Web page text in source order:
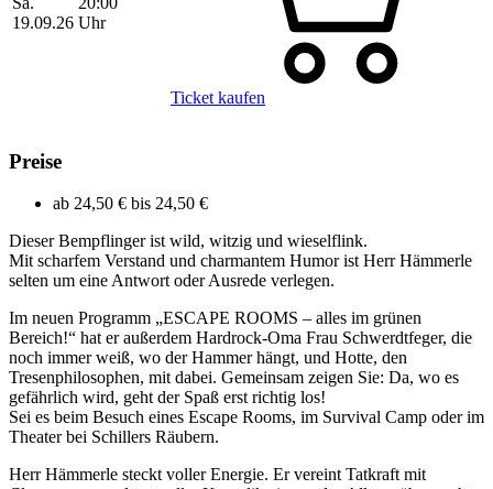
19.09.26 Uhr
Ticket kaufen
Preise
ab 24,50 € bis 24,50 €
Dieser Bempflinger ist wild, witzig und wieselflink.
Mit scharfem Verstand und charmantem Humor ist Herr Hämmerle
selten um eine Antwort oder Ausrede verlegen.
Im neuen Programm „ESCAPE ROOMS – alles im grünen
Bereich!“ hat er außerdem Hardrock-Oma Frau Schwerdtfeger, die
noch immer weiß, wo der Hammer hängt, und Hotte, den
Tresenphilosophen, mit dabei. Gemeinsam zeigen Sie: Da, wo es
gefährlich wird, geht der Spaß erst richtig los!
Sei es beim Besuch eines Escape Rooms, im Survival Camp oder im
Theater bei Schillers Räubern.
Herr Hämmerle steckt voller Energie. Er vereint Tatkraft mit